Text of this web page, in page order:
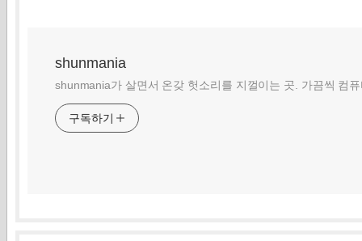
shunmania
shunmania가 살면서 온갖 헛소리를 지껄이는 곳. 가끔씩 컴
구독하기